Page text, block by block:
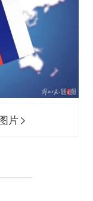
片